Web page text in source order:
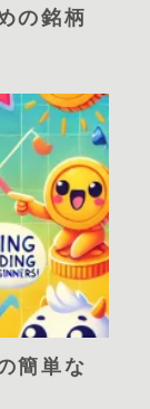
の銘柄
簡単な